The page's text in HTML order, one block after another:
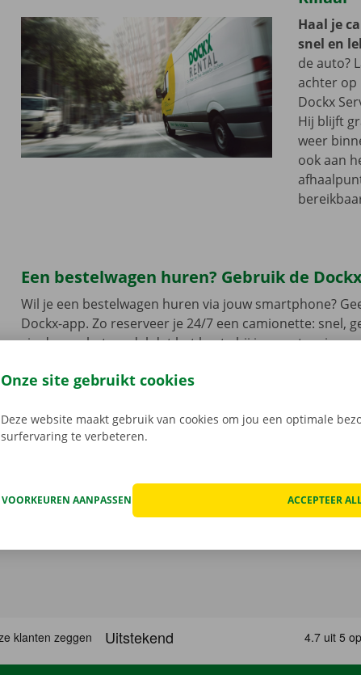
Haal je
snel en
de auto?
achter op
Dockx
Hij blijft
weer
ook aan
Een bestelwagen huren? Gebruik de
Wil je een bestelwagen huren via jouw smartphone?
Dockx-app. Zo reserveer je 24/7 een camionette: snel,
via de app het model dat het beste bij jou past en je
sleutel. Download de gratis app voor
Onze site gebruikt cookies
Deze website maakt gebruik van cookies om jou een optimale
surfervaring te verbeteren.
VOORKEUREN AANPASSEN ACCEPTEER